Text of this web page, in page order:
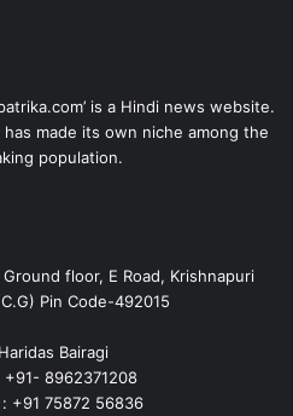
is a Hindi news website.
made its own niche among the
population.
floor, E Road, Krishnapuri
Pin Code-492015
Bairagi
8962371208
+91 75872 56836